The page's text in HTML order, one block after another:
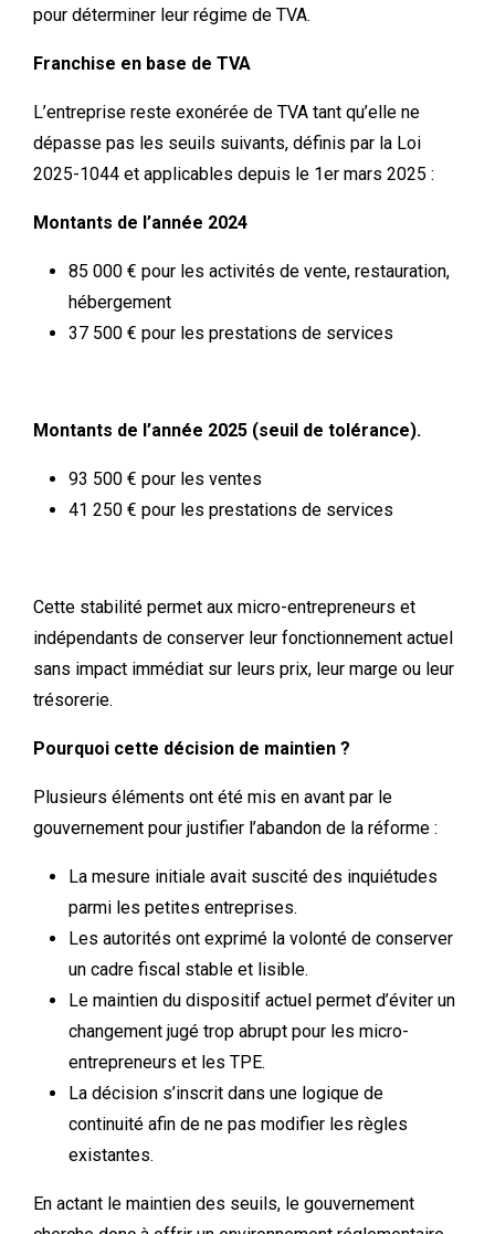
pour déterminer leur régime de TVA.
Franchise en base de TVA
L’entreprise reste exonérée de TVA tant qu’elle ne
dépasse pas les seuils suivants, définis par la Loi
2025-1044 et applicables depuis le 1er mars 2025 :
Montants de l’année 2024
85 000 € pour les activités de vente, restauration,
hébergement
37 500 € pour les prestations de services
Montants de l’année 2025 (seuil de tolérance).
93 500 € pour les ventes
41 250 € pour les prestations de services
Cette stabilité permet aux micro-entrepreneurs et
indépendants de conserver leur fonctionnement actuel
sans impact immédiat sur leurs prix, leur marge ou leur
trésorerie.
Pourquoi cette décision de maintien ?
Plusieurs éléments ont été mis en avant par le
gouvernement pour justifier l’abandon de la réforme :
La mesure initiale avait suscité des inquiétudes
parmi les petites entreprises.
Les autorités ont exprimé la volonté de conserver
un cadre fiscal stable et lisible.
Le maintien du dispositif actuel permet d’éviter un
changement jugé trop abrupt pour les micro-
entrepreneurs et les TPE.
La décision s’inscrit dans une logique de
continuité afin de ne pas modifier les règles
existantes.
En actant le maintien des seuils, le gouvernement